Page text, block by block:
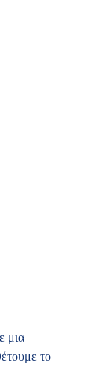
μια
το